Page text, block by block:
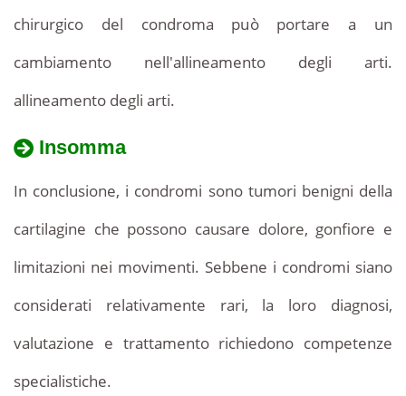
chirurgico del condroma può portare a un
cambiamento nell'allineamento degli arti.
allineamento degli arti.
Insomma
In conclusione, i condromi sono tumori benigni della
cartilagine che possono causare dolore, gonfiore e
limitazioni nei movimenti. Sebbene i condromi siano
considerati relativamente rari, la loro diagnosi,
valutazione e trattamento richiedono competenze
specialistiche.